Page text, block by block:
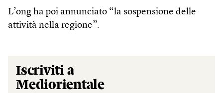
L’ong ha poi annunciato “la sospensione delle
attività nella regione”.
Iscriviti a
Mediorientale